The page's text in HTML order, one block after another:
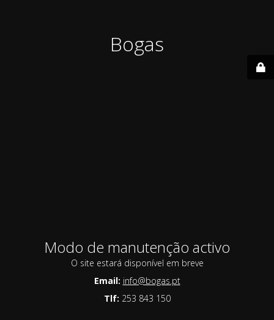
Bogas
Modo de manutenção activo
O site estará disponível em breve
Email: info@bogas.pt
Tlf: 253 843 150